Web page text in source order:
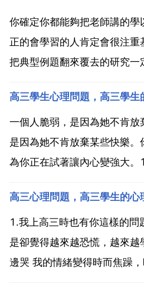
你確定你都能夠把老師講的
正的會學習的人肯定會很注重
把典型例題翻來覆去的研究一
高三學生心理問題，高三學生
一個人脆弱，是因為她不肯放
是因為她不肯放棄某些快樂
為你正在試著讓內心變強大
一部分，是運氣分的原因，這
深度糾錯，找出對的原因，適
程度上的 ...
高三心理問題，高三學生的心
1.我上高三時也有你這樣的問
是卻覺得越來越恐慌，越來
邊哭 我的情緒變得時而焦躁